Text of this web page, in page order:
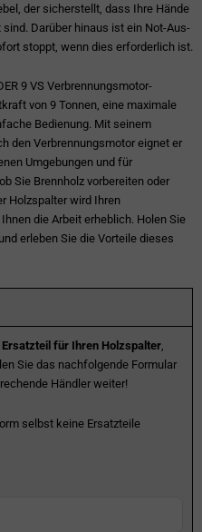
der sicherstellt, dass Ihre Hände
Darüber hinaus ist ein Not-Aus-
stoppt, wenn dies erforderlich ist.
9 VS Verbrennungsmotor-
von 9 Tonnen, eine maximale
Bedienung. Mit seinem
den Verbrennungsmotor eignet er
Umgebungen und für
Sie Brennholz vorbereiten oder
Holzspalter wird Ihren
die Arbeit erheblich. Holen Sie
erleben Sie die Vorteile dieses
Ersatzteil für Ihren Holzspalter,
Sie das nachfolgende Formular
Händler weiter!
selbst keine Ersatzteile